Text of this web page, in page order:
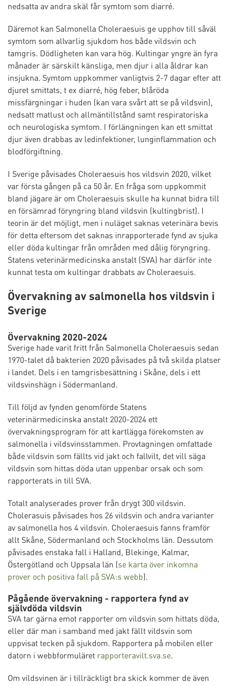
nedsatta av andra skäl får symtom som diarré.
Däremot kan Salmonella Choleraesuis ge upphov till såväl
symtom som allvarlig sjukdom hos både vildsvin och
tamgris. Dödligheten kan vara hög. Kultingar yngre än fyra
månader är särskilt känsliga, men djur i alla åldrar kan
insjukna. Symtom uppkommer vanligtvis 2-7 dagar efter att
djuret smittats, t ex diarré, hög feber, blåröda
missfärgningar i huden (kan vara svårt att se på vildsvin),
nedsatt matlust och allmäntillstånd samt respiratoriska
och neurologiska symtom. I förlängningen kan ett smittat
djur även drabbas av ledinfektioner, lunginflammation och
blodförgiftning.
I Sverige påvisades Choleraesuis hos vildsvin 2020, vilket
var första gången på ca 50 år. En fråga som uppkommit
bland jägare är om Choleraesuis skulle ha kunnat bidra till
en försämrad föryngring bland vildsvin (kultingbrist). I
teorin är det möjligt, men i nuläget saknas veterinära bevis
för detta eftersom det saknas inrapporterade fynd av sjuka
eller döda kultingar från områden med dålig föryngring.
Statens veterinärmedicinska anstalt (SVA) har därför inte
kunnat testa om kultingar drabbats av Choleraesuis.
Övervakning av salmonella hos vildsvin i
Sverige
Övervakning 2020-2024
Sverige hade varit fritt från Salmonella Choleraesuis sedan
1970-talet då bakterien 2020 påvisades på två skilda platser
i landet. Dels i en tamgrisbesättning i Skåne, dels i ett
vildsvinshägn i Södermanland.
Till följd av fynden genomförde Statens
veterinärmedicinska anstalt 2020-2024 ett
övervakningsprogram för att kartlägga förekomsten av
salmonella i vildsvinsstammen. Provtagningen omfattade
både vildsvin som fällts vid jakt och fallvilt, det vill säga
vildsvin som hittas döda utan uppenbar orsak och som
rapporterats in till SVA.
Totalt analyserades prover från drygt 300 vildsvin.
Cholerasuis påvisades hos 26 vildsvin och andra varianter
av salmonella hos 4 vildsvin. Choleraesuis fanns framför
allt Skåne, Södermanland och Stockholms län. Dessutom
påvisades enstaka fall i Halland, Blekinge, Kalmar,
Östergötland och Uppsala län (se karta över inkomna
prover och positiva fall på SVA:s webb).
Pågående övervakning - rapportera fynd av
självdöda vildsvin
SVA tar gärna emot rapporter om vildsvin som hittats döda,
eller där man i samband med jakt fällt vildsvin som
uppvisat tecken på sjukdom. Rapportera på mobilen eller
datorn i webbformuläret rapporteravilt.sva.se.
Om vildsvinen är i tillräckligt bra skick kommer de även